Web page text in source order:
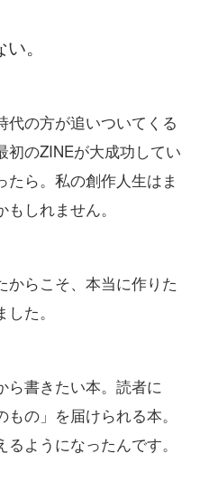
。
代の方が追いついてくる
初のZINEが大成功してい
ら。私の創作人生はま
しれません。
からこそ、本当に作りた
た。
ら書きたい本。読者に
もの」を届けられる本。
ようになったんです。